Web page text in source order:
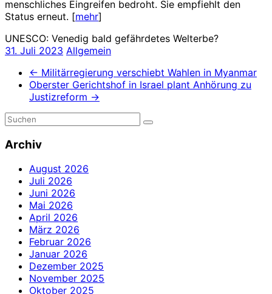
menschliches Eingreifen bedroht. Sie empfiehlt den
Status erneut. [mehr]
UNESCO: Venedig bald gefährdetes Welterbe?
31. Juli 2023 Allgemein
← Militärregierung verschiebt Wahlen in Myanmar
Oberster Gerichtshof in Israel plant Anhörung zu
Justizreform →
Archiv
August 2026
Juli 2026
Juni 2026
Mai 2026
April 2026
März 2026
Februar 2026
Januar 2026
Dezember 2025
November 2025
Oktober 2025